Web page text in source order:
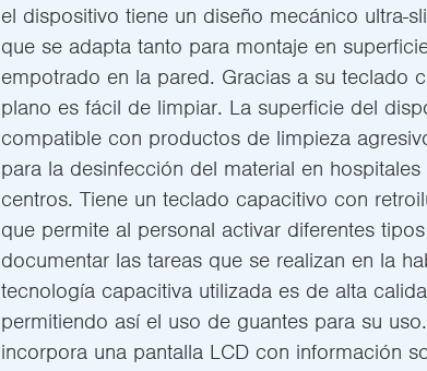
el dispositivo tiene un diseño mecánico ultra-
que se adapta tanto para montaje en
empotrado en la pared. Gracias a su teclado
plano es fácil de limpiar. La superficie del
compatible con productos de limpieza
para la desinfección del material en
centros. Tiene un teclado capacitivo con
que permite al personal activar diferentes
documentar las tareas que se realizan en la
tecnología capacitiva utilizada es de alta
permitiendo así el uso de guantes para su
incorpora una pantalla LCD con información